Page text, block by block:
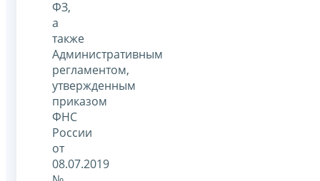
ФЗ,
а
также
Административным
регламентом,
утвержденным
приказом
ФНС
России
от
08.07.2019